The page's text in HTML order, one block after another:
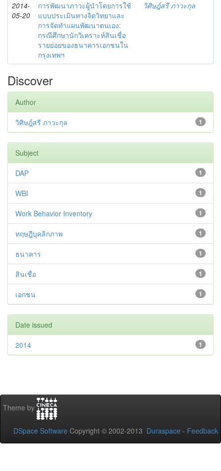
2014-
05-20
การพัฒนาภาวะผู้นำโดยการใช้
แบบประเมินทางจิตวิทยาและ
การจัดทำแผนพัฒนาตนเอง:
กรณีศึกษานักวิเคราะห์สินเชื่อ
รายย่อยของธนาคารเอกชนใน
กรุงเทพฯ
วิศิษฎ์สรี ภาวะกุล
Discover
Author
1
วิศิษฎ์สรี ภาวะกุล
Subject
1
DAP
1
WBI
1
Work Behavior Inventory
1
ทฤษฎีบุคลิกภาพ
1
ธนาคาร
1
สินเชื่อ
1
เอกชน
Date issued
1
2014
Theme by
DSpace Software Copyright © 2002-2013 Duraspace - Feedback